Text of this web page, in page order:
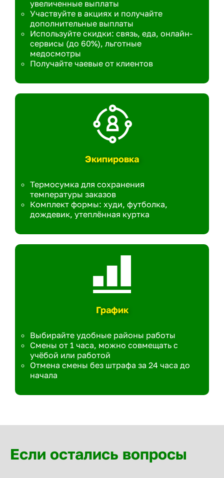
увеличенные выплаты
Участвуйте в акциях и получайте
дополнительные выплаты
Используйте скидки: связь, еда, онлайн-
сервисы (до 60%), льготные
медосмотры
Получайте чаевые от клиентов
Экипировка
Термосумка для сохранения
температуры заказов
Комплект формы: худи, футболка,
дождевик, утеплённая куртка
График
Выбирайте удобные районы работы
Смены от 1 часа, можно совмещать с
учёбой или работой
Отмена смены без штрафа за 24 часа до
начала
Если остались вопросы